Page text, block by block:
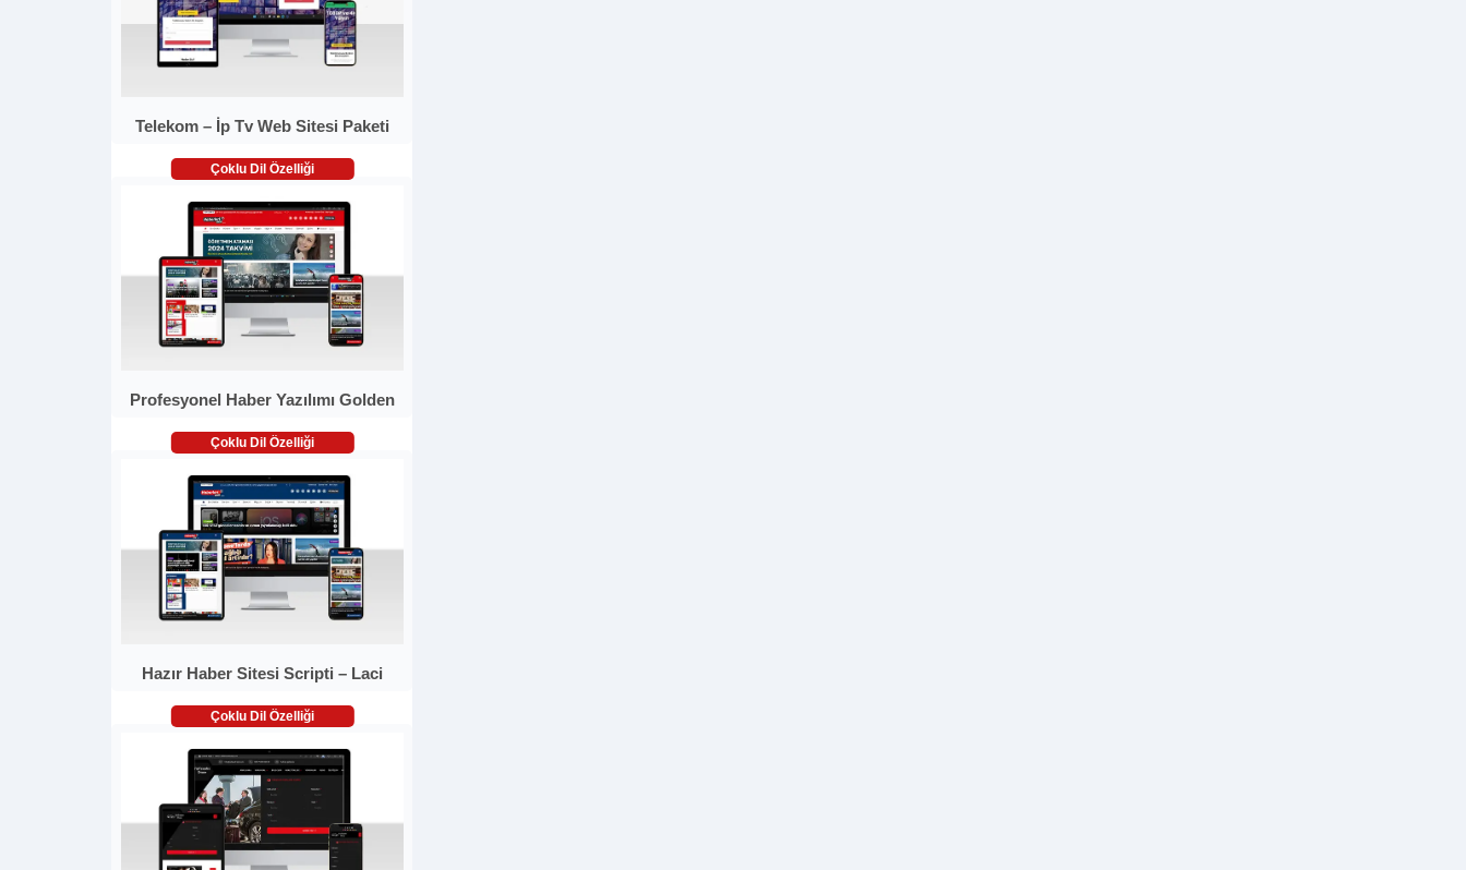
Telekom – İp Tv Web Sitesi Paketi
Çoklu Dil Özelliği
Profesyonel Haber Yazılımı Golden
Çoklu Dil Özelliği
Hazır Haber Sitesi Scripti – Laci
Çoklu Dil Özelliği